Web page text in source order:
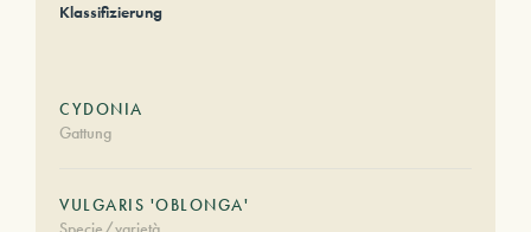
Klassifizierung
CYDONIA
Gattung
VULGARIS 'OBLONGA'